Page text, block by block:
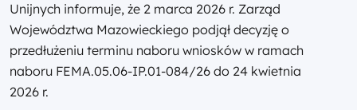
Unijnych informuje, że 2 marca 2026 r. Zarząd
Województwa Mazowieckiego podjął decyzję o
przedłużeniu terminu naboru wniosków w ramach
naboru FEMA.05.06-IP.01-084/26 do 24 kwietnia
2026 r.